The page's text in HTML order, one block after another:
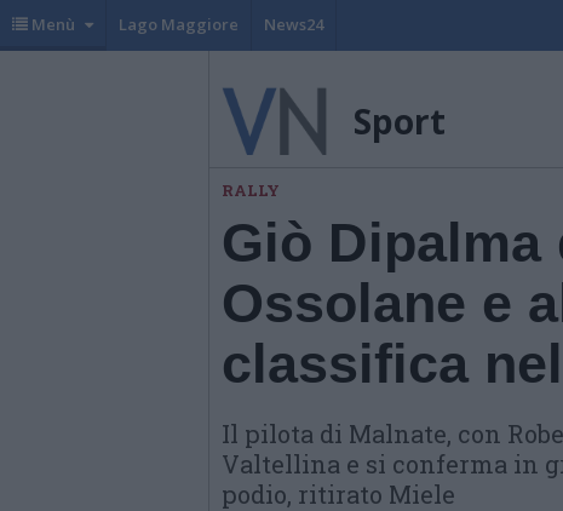
Menù Lago Maggiore News24
Sport
RALLY
Giò
Ossolane e
classifica
Il pilota di Malnate, con
Valtellina e si conferma in
podio, ritirato Miele